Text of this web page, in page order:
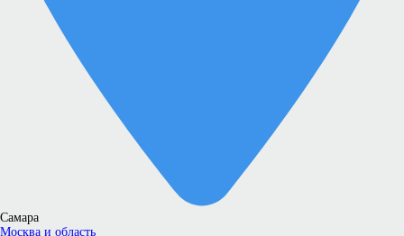
Самара
Москва и область